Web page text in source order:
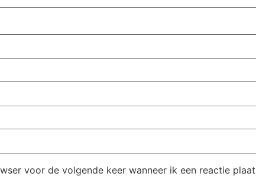
voor de volgende keer wanneer ik een reactie